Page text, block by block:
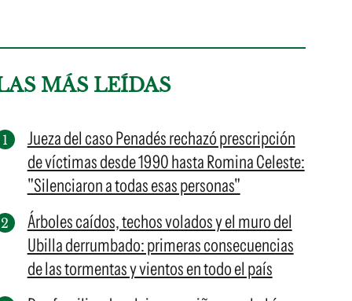
MÁS LEÍDAS
Jueza del caso Penadés rechazó prescripción
de víctimas desde 1990 hasta Romina Celeste:
"Silenciaron a todas esas personas"
Árboles caídos, techos volados y el muro del
Ubilla derrumbado: primeras consecuencias
de las tormentas y vientos en todo el país